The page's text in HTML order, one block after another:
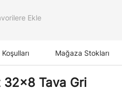
Ekle
Mağaza Stokları
32x8 Tava Gri